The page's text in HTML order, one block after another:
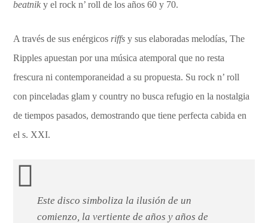
beatnik y el rock n’ roll de los años 60 y 70.
A través de sus enérgicos riffs y sus elaboradas melodías, The
Ripples apuestan por una música atemporal que no resta
frescura ni contemporaneidad a su propuesta. Su rock n’ roll
con pinceladas glam y country no busca refugio en la nostalgia
de tiempos pasados, demostrando que tiene perfecta cabida en
el s. XXI.
Este disco simboliza la ilusión de un
comienzo, la vertiente de años y años de